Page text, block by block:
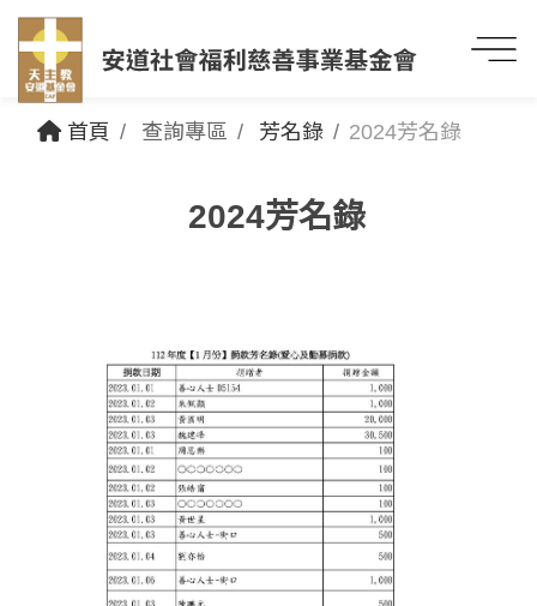
首頁 查詢專區 芳名錄 2024芳名錄
2024芳名錄